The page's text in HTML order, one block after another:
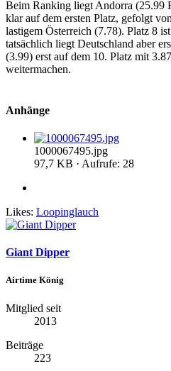
Beim Ranking liegt Andorra (25.99
klar auf dem ersten Platz, gefolgt
lastigem Österreich (7.78). Platz 8
tatsächlich liegt Deutschland aber
(3.99) erst auf dem 10. Platz mit
weitermachen.
Anhänge
1000067495.jpg
97,7 KB · Aufrufe: 28
Likes: Loopinglauch
Giant Dipper
Airtime König
Mitglied seit
2013
Beiträge
223